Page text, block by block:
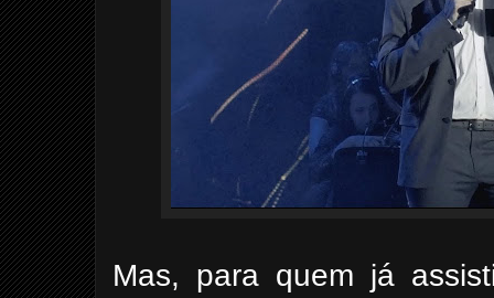
Mas, para quem já